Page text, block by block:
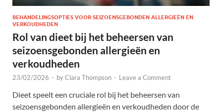
BEHANDELINGSOPTIES VOOR SEIZOENSGEBONDEN ALLERGIEËN EN
VERKOUDHEDEN
Rol van dieet bij het beheersen van
seizoensgebonden allergieën en
verkoudheden
23/02/2026 - byClara Thompson - Leave a Comment
Dieet speelt een cruciale rol bij het beheersen van
seizoensgebonden allergieën en verkoudheden door de